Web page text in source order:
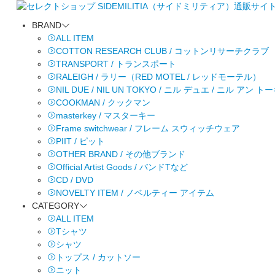
BRAND
ALL ITEM
COTTON RESEARCH CLUB / コットンリサーチクラブ
TRANSPORT / トランスポート
RALEIGH / ラリー（RED MOTEL / レッドモーテル）
NIL DUE / NIL UN TOKYO / ニル デュエ / ニル アン トー
COOKMAN / クックマン
masterkey / マスターキー
Frame switchwear / フレーム スウィッチウェア
PIIT / ピット
OTHER BRAND / その他ブランド
Official Artist Goods / バンドTなど
CD / DVD
NOVELTY ITEM / ノベルティー アイテム
CATEGORY
ALL ITEM
Tシャツ
シャツ
トップス / カットソー
ニット